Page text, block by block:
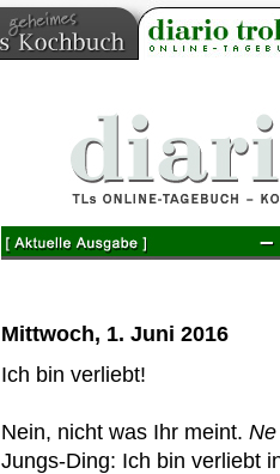
–
Mittwoch, 1. Juni 2016
Ich bin verliebt!
Nein, nicht was Ihr meint.
Jungs-Ding: Ich bin verliebt